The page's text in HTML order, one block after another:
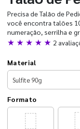
Precisa de Talão de
você encontra talões
numeração, serrilha e
★ ★ ★ ★ ★ 2
Material
Formato